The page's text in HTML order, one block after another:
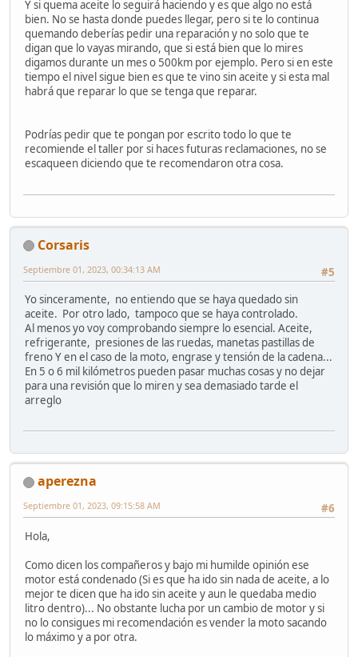
Y si quema aceite lo seguirá haciendo y es que algo no está
bien. No se hasta donde puedes llegar, pero si te lo continua
quemando deberías pedir una reparación y no solo que te
digan que lo vayas mirando, que si está bien que lo mires
digamos durante un mes o 500km por ejemplo. Pero si en este
tiempo el nivel sigue bien es que te vino sin aceite y si esta mal
habrá que reparar lo que se tenga que reparar.
Podrías pedir que te pongan por escrito todo lo que te
recomiende el taller por si haces futuras reclamaciones, no se
escaqueen diciendo que te recomendaron otra cosa.
Corsaris
#5
Septiembre 01, 2023, 00:34:13 AM
Yo sinceramente, no entiendo que se haya quedado sin
aceite. Por otro lado, tampoco que se haya controlado.
Al menos yo voy comprobando siempre lo esencial. Aceite,
refrigerante, presiones de las ruedas, manetas pastillas de
freno Y en el caso de la moto, engrase y tensión de la cadena...
En 5 o 6 mil kilómetros pueden pasar muchas cosas y no dejar
para una revisión que lo miren y sea demasiado tarde el
arreglo
aperezna
#6
Septiembre 01, 2023, 09:15:58 AM
Hola,
Como dicen los compañeros y bajo mi humilde opinión ese
motor está condenado (Si es que ha ido sin nada de aceite, a lo
mejor te dicen que ha ido sin aceite y aun le quedaba medio
litro dentro)... No obstante lucha por un cambio de motor y si
no lo consigues mi recomendación es vender la moto sacando
lo máximo y a por otra.